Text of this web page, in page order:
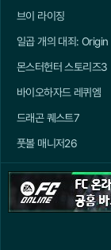
브이 라이징
일곱 개의 대죄: Origin
몬스터헌터 스토리즈3
바이오하자드 레퀴엠
드래곤 퀘스트7
풋볼 매니저26